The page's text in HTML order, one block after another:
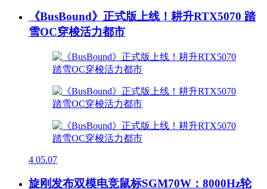
《BusBound》正式版上线！耕升RTX5070 踏
雪OC穿梭活力都市
4 05.07
旋刚发布双模电竞鼠标SGM70W：8000Hz轮